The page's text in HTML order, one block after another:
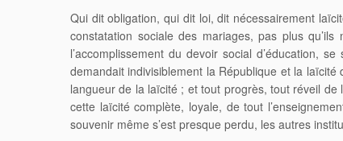
Qui dit obligation, qui dit loi, dit nécessairement
constatation sociale des mariages, pas plus
l’accomplissement du devoir social d’éducation,
demandait indivisiblement la République et la
langueur de la laïcité ; et tout progrès, tout réveil
cette laïcité complète, loyale, de tout
souvenir même s’est presque perdu, les autres